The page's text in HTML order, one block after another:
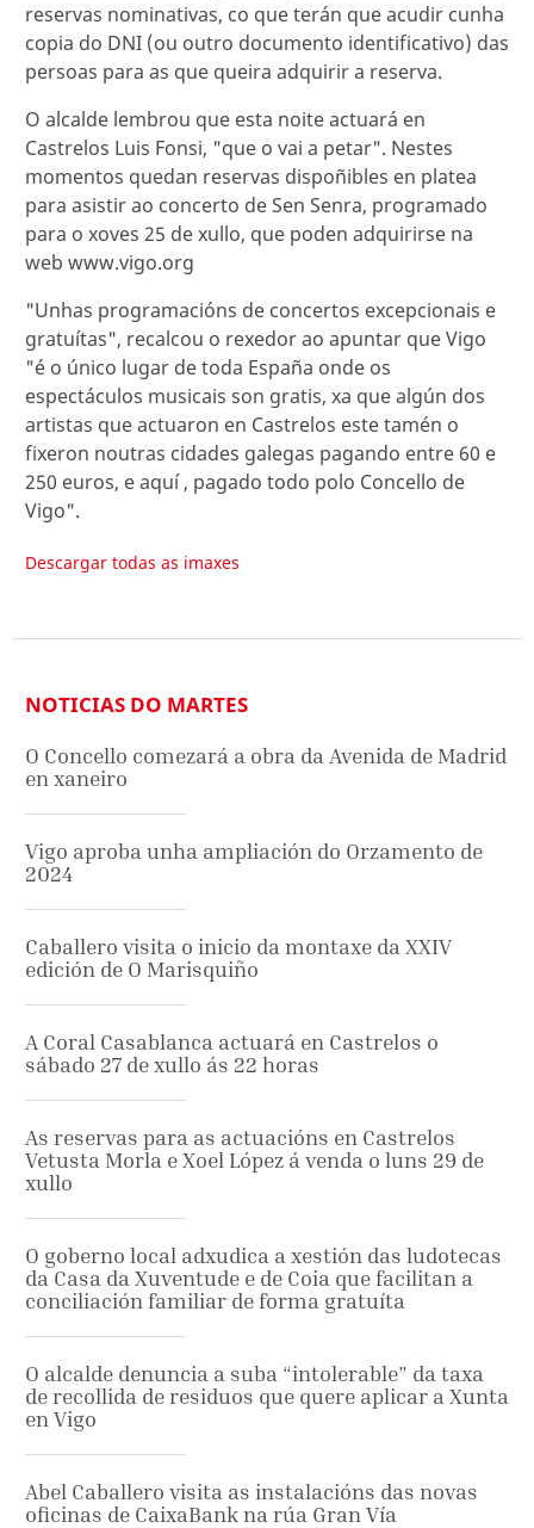
reservas nominativas, co que terán que acudir cunha
copia do DNI (ou outro documento identificativo) das
persoas para as que queira adquirir a reserva.
O alcalde lembrou que esta noite actuará en
Castrelos Luis Fonsi, "que o vai a petar". Nestes
momentos quedan reservas dispoñibles en platea
para asistir ao concerto de Sen Senra, programado
para o xoves 25 de xullo, que poden adquirirse na
web www.vigo.org
"Unhas programacións de concertos excepcionais e
gratuítas", recalcou o rexedor ao apuntar que Vigo
"é o único lugar de toda España onde os
espectáculos musicais son gratis, xa que algún dos
artistas que actuaron en Castrelos este tamén o
fixeron noutras cidades galegas pagando entre 60 e
250 euros, e aquí , pagado todo polo Concello de
Vigo".
Descargar todas as imaxes
NOTICIAS DO MARTES
O Concello comezará a obra da Avenida de Madrid
en xaneiro
Vigo aproba unha ampliación do Orzamento de
2024
Caballero visita o inicio da montaxe da XXIV
edición de O Marisquiño
A Coral Casablanca actuará en Castrelos o
sábado 27 de xullo ás 22 horas
As reservas para as actuacións en Castrelos
Vetusta Morla e Xoel López á venda o luns 29 de
xullo
O goberno local adxudica a xestión das ludotecas
da Casa da Xuventude e de Coia que facilitan a
conciliación familiar de forma gratuíta
O alcalde denuncia a suba “intolerable” da taxa
de recollida de residuos que quere aplicar a Xunta
en Vigo
Abel Caballero visita as instalacións das novas
oficinas de CaixaBank na rúa Gran Vía